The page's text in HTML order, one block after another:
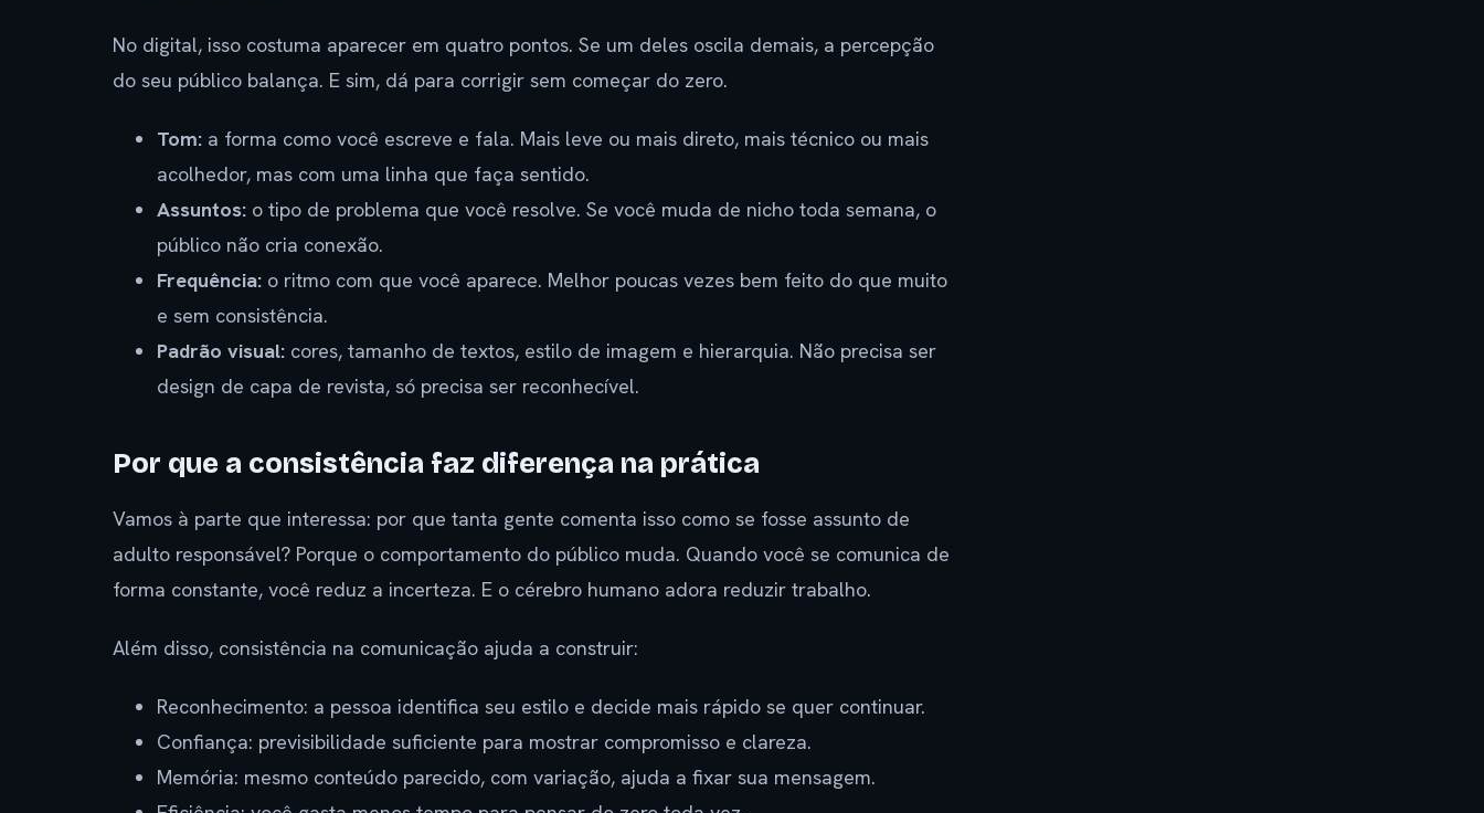
No digital, isso costuma aparecer em quatro pontos. Se um deles oscila demais, a percepção
do seu público balança. E sim, dá para corrigir sem começar do zero.
Tom: a forma como você escreve e fala. Mais leve ou mais direto, mais técnico ou mais
acolhedor, mas com uma linha que faça sentido.
Assuntos: o tipo de problema que você resolve. Se você muda de nicho toda semana, o
público não cria conexão.
Frequência: o ritmo com que você aparece. Melhor poucas vezes bem feito do que muito
e sem consistência.
Padrão visual: cores, tamanho de textos, estilo de imagem e hierarquia. Não precisa ser
design de capa de revista, só precisa ser reconhecível.
Por que a consistência faz diferença na prática
Vamos à parte que interessa: por que tanta gente comenta isso como se fosse assunto de
adulto responsável? Porque o comportamento do público muda. Quando você se comunica de
forma constante, você reduz a incerteza. E o cérebro humano adora reduzir trabalho.
Além disso, consistência na comunicação ajuda a construir:
Reconhecimento: a pessoa identifica seu estilo e decide mais rápido se quer continuar.
Confiança: previsibilidade suficiente para mostrar compromisso e clareza.
Memória: mesmo conteúdo parecido, com variação, ajuda a fixar sua mensagem.